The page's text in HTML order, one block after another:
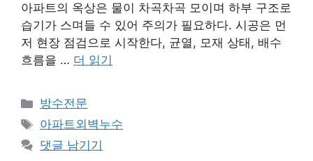
아파트의 옥상은 물이 차곡차곡 모이며 하부 구조로
습기가 스며들 수 있어 주의가 필요하다. 시공은 먼
저 현장 점검으로 시작한다, 균열, 모재 상태, 배수
흐름을 … 더 읽기
카
테
리
방수전문
태
그
아파트외벽누수
댓글 남기기